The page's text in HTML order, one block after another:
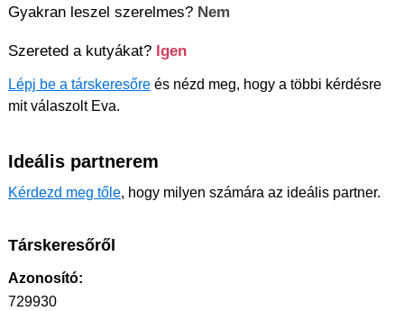
Gyakran leszel szerelmes? Nem
Szereted a kutyákat? Igen
Lépj be a társkeresőre és nézd meg, hogy a többi kérdésre
mit válaszolt Eva.
Ideális partnerem
Kérdezd meg tőle, hogy milyen számára az ideális partner.
Társkeresőről
Azonosító:
729930